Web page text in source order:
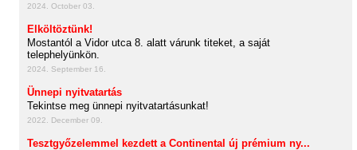
2024. October 03.
Elköltöztünk!
Mostantól a Vidor utca 8. alatt várunk titeket, a saját
telephelyünkön.
2024. September 16.
Ünnepi nyitvatartás
Tekintse meg ünnepi nyitvatartásunkat!
2022. December 09.
Tesztgyőzelemmel kezdett a Continental új prémium ny...